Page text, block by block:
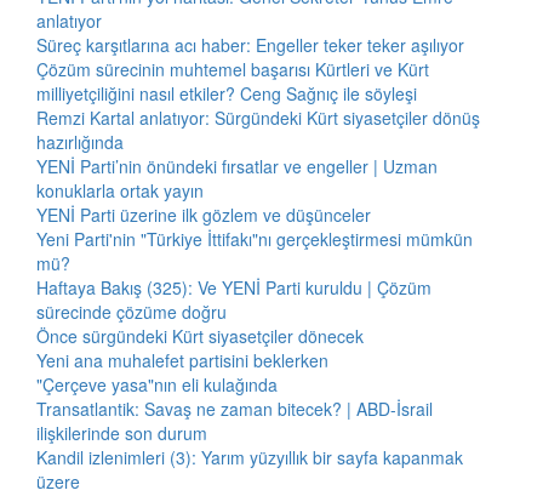
anlatıyor
Süreç karşıtlarına acı haber: Engeller teker teker aşılıyor
Çözüm sürecinin muhtemel başarısı Kürtleri ve Kürt
milliyetçiliğini nasıl etkiler? Ceng Sağnıç ile söyleşi
Remzi Kartal anlatıyor: Sürgündeki Kürt siyasetçiler dönüş
hazırlığında
YENİ Parti’nin önündeki fırsatlar ve engeller | Uzman
konuklarla ortak yayın
YENİ Parti üzerine ilk gözlem ve düşünceler
Yeni Parti'nin "Türkiye İttifakı"nı gerçekleştirmesi mümkün
mü?
Haftaya Bakış (325): Ve YENİ Parti kuruldu | Çözüm
sürecinde çözüme doğru
Önce sürgündeki Kürt siyasetçiler dönecek
Yeni ana muhalefet partisini beklerken
"Çerçeve yasa"nın eli kulağında
Transatlantik: Savaş ne zaman bitecek? | ABD-İsrail
ilişkilerinde son durum
Kandil izlenimleri (3): Yarım yüzyıllık bir sayfa kapanmak
üzere